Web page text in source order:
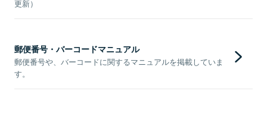
更新）
郵便番号・バーコードマニュアル
郵便番号や、バーコードに関するマニュアルを掲載していま
す。